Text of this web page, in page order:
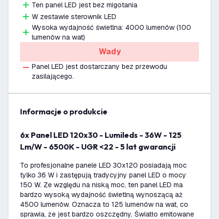
Ten panel LED jest bez migotania
W zestawie sterownik LED
Wysoka wydajność świetlna: 4000 lumenów (100
lumenów na wat)
Wady
Panel LED jest dostarczany bez przewodu
zasilającego.
informacje o produkcie
6x Panel LED 120x30 - Lumileds - 36W - 125
Lm/W - 6500K - UGR <22 - 5 lat gwarancji
To profesjonalne panele LED 30x120 posiadają moc
tylko 36 W i zastępują tradycyjny panel LED o mocy
150 W. Ze względu na niską moc, ten panel LED ma
bardzo wysoką wydajność świetlną wynoszącą aż
4500 lumenów. Oznacza to 125 lumenów na wat, co
sprawia, że jest bardzo oszczędny. Światło emitowane